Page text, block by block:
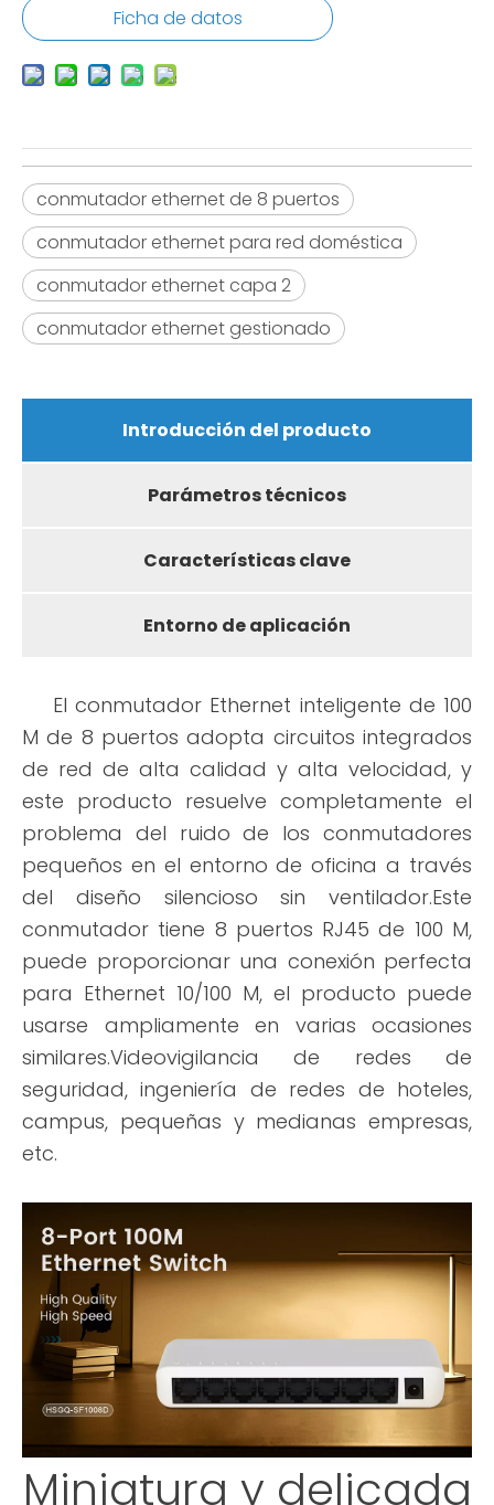
Ficha de datos
conmutador ethernet de 8 puertos
conmutador ethernet para red doméstica
conmutador ethernet capa 2
conmutador ethernet gestionado
Introducción del producto
Parámetros técnicos
Características clave
Entorno de aplicación
El conmutador Ethernet inteligente de 100
M de 8 puertos adopta circuitos integrados
de red de alta calidad y alta velocidad, y
este producto resuelve completamente el
problema del ruido de los conmutadores
pequeños en el entorno de oficina a través
del diseño silencioso sin ventilador.Este
conmutador tiene 8 puertos RJ45 de 100 M,
puede proporcionar una conexión perfecta
para Ethernet 10/100 M, el producto puede
usarse ampliamente en varias ocasiones
similares.Videovigilancia de redes de
seguridad, ingeniería de redes de hoteles,
campus, pequeñas y medianas empresas,
etc.
Miniatura y delicada